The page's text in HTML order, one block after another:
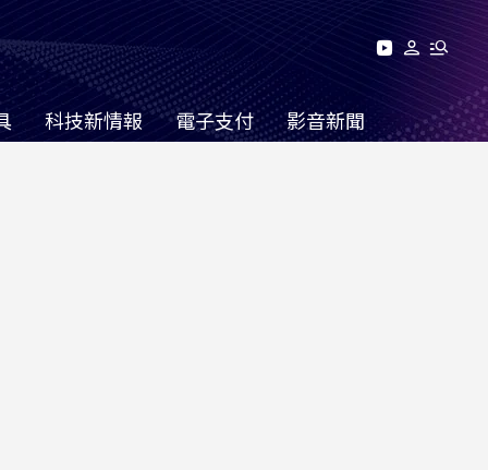
科技新情報 電子支付 影音新聞